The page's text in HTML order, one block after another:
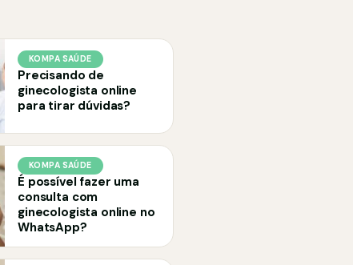
KOMPA SAÚDE
Precisando de
ginecologista online
para tirar dúvidas?
KOMPA SAÚDE
É possível fazer uma
consulta com
ginecologista online no
WhatsApp?